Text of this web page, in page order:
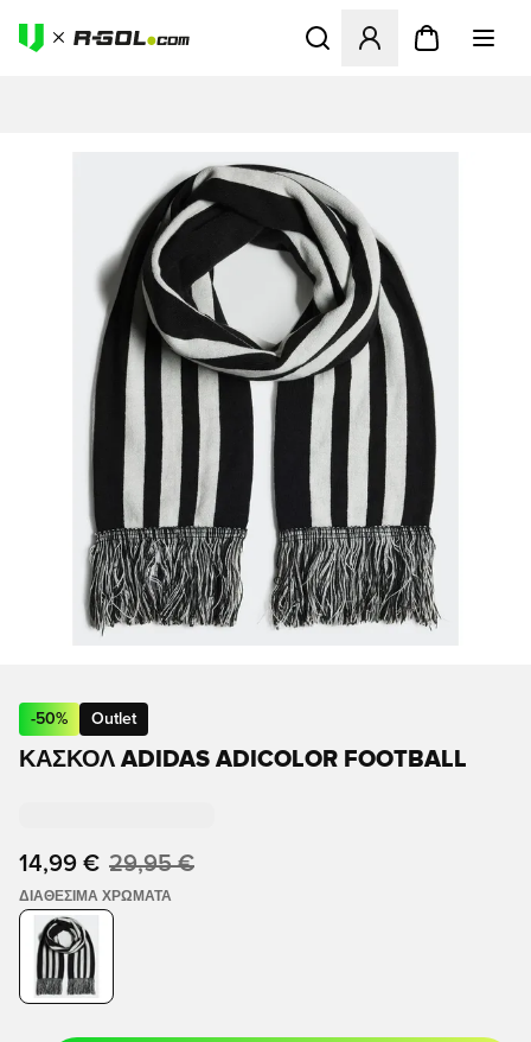
Ανοίγει ένα Modal για να
-50% Outlet
ΚΑΣΚΌΛ ADIDAS ADICOLOR FOOTBALL
14,99 € 29,95 €
ΔΙΑΘΈΣΙΜΑ ΧΡΏΜΑΤΑ